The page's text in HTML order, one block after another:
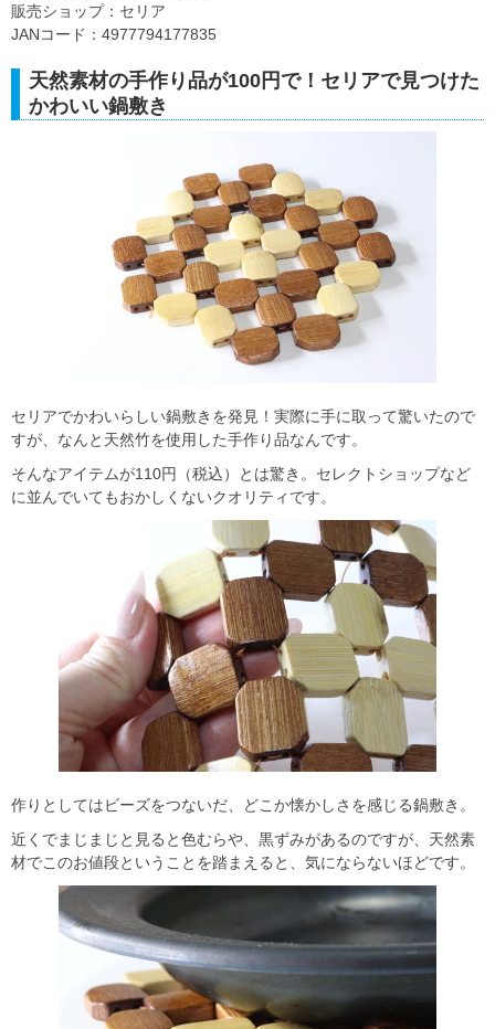
販売ショップ：セリア
JANコード：4977794177835
天然素材の手作り品が100円で！セリアで見つけた
かわいい鍋敷き
セリアでかわいらしい鍋敷きを発見！実際に手に取って驚いたので
すが、なんと天然竹を使用した手作り品なんです。
そんなアイテムが110円（税込）とは驚き。セレクトショップなど
に並んでいてもおかしくないクオリティです。
作りとしてはビーズをつないだ、どこか懐かしさを感じる鍋敷き。
近くでまじまじと見ると色むらや、黒ずみがあるのですが、天然素
材でこのお値段ということを踏まえると、気にならないほどです。